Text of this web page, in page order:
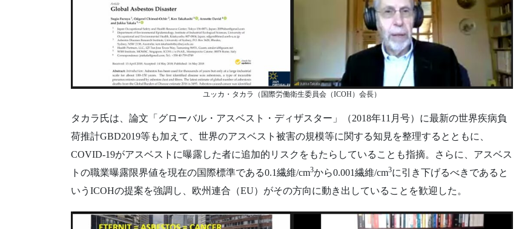
ユッカ・タカラ（国際労働衛生委員会（ICOH）会長）
タカラ氏は、論文「グローバル・アスベスト・ディザスター」（2018年11月号）に最新の世界疾病負
荷推計GBD2019等も加えて、世界のアスベスト被害の規模等に関する知見を整理するとともに、
COVID-19がアスベストに曝露した者に追加的リスクをもたらしていることも指摘。さらに、アスベス
トの職業曝露限界値を現在の国際標準である0.1繊維/cm3から0.001繊維/cm3に引き下げるべきであると
いうICOHの提案を強調し、欧州連合（EU）がその方向に動き出していることを歓迎した。